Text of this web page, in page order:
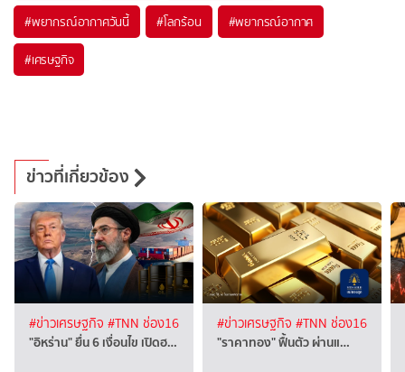
#พยากรณ์อากาศวันนี้ #โลกร้อน #พยากรณ์อากาศ
#เศรษฐกิจ
ข่าวที่เกี่ยวข้อง
#ข่าวเศรษฐกิจ #TNN ช่อง16
"อิหร่าน" ยื่น 6 เงื่อนไข เปิดฮ…
#ข่าวเศรษฐกิจ #TNN ช่อง16
"ราคาทอง" ฟื้นตัว ผ่านแ…